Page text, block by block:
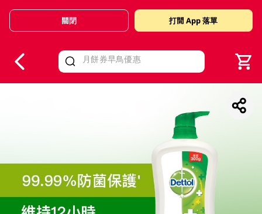
Valid Until 30 June 2026
關閉 打開 App 落單